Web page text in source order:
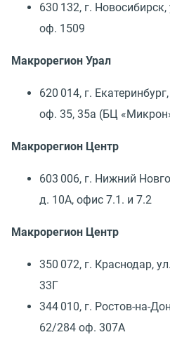
630 132, г.
оф. 1509
Макрорегион Урал
620 014, г.
оф. 35, 35а (БЦ
Макрорегион Центр
603 006, г. Нижний
д. 10А, офис 7.1. и 7.2
Макрорегион Центр
350 072, г. Краснодар,
33Г
344 010, г. Ростов-на-
62/284 оф. 307А